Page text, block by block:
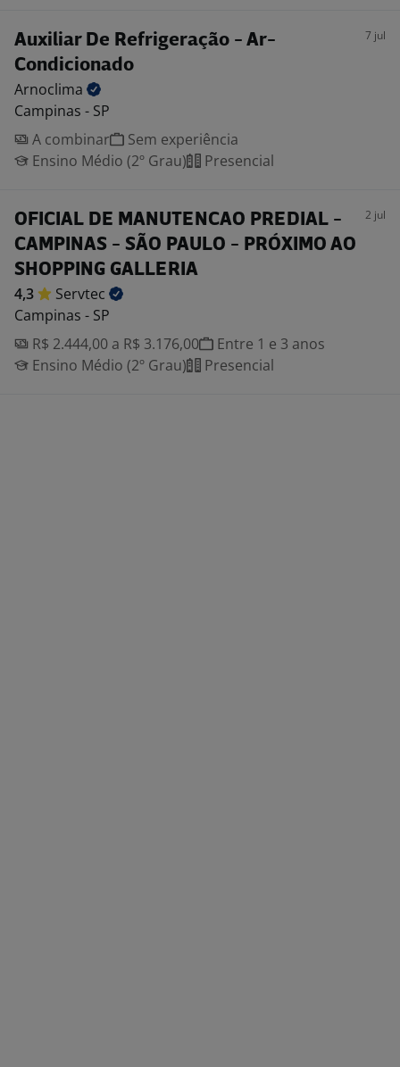
Auxiliar De Refrigeração - Ar-
Condicionado
7 jul
Arnoclima
Campinas - SP
A combinar
Sem experiência
Ensino Médio (2º Grau)
Presencial
OFICIAL DE MANUTENCAO PREDIAL -
CAMPINAS - SÃO PAULO - PRÓXIMO AO
SHOPPING GALLERIA
2 jul
4,3
Servtec
Campinas - SP
R$ 2.444,00 a R$ 3.176,00
Entre 1 e 3 anos
Ensino Médio (2º Grau)
Presencial